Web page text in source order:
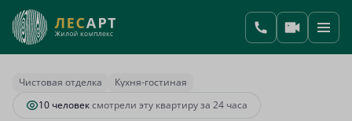
1-комнатная38.87 м 10 494 900 руб.
Ипотека от 38 964 руб.
Чистовая отделка
Кухня-гостиная
10 человексмотрели эту квартиру за 24 часа